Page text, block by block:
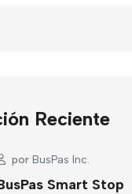
Reciente
por BusPas Inc.
Smart Stop